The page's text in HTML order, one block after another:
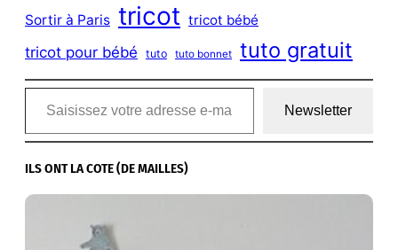
Sortir à Paris tricot tricot bébé
tricot pour bébé tuto tuto bonnet tuto gratuit
Saisissez votre adresse e-mail…
Newsletter
ILS ONT LA COTE (DE MAILLES)